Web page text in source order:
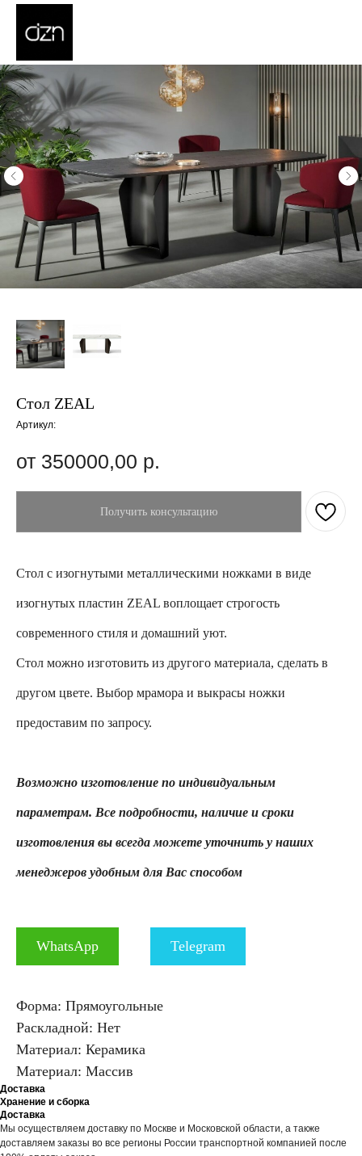
Стол ZEAL
Артикул:
350000,00 р.
Получить консультацию
Cтол с изогнутыми металлическими ножками в виде
изогнутых пластин ZEAL воплощает строгость
современного стиля и домашний уют.
Стол можно изготовить из другого материала, сделать в
другом цвете. Выбор мрамора и выкрасы ножки
предоставим по запросу.
Возможно изготовление по индивидуальным
параметрам. Все подробности, наличие и сроки
изготовления вы всегда можете уточнить у наших
менеджеров удобным для Вас способом
WhatsApp Telegram
Форма: Прямоугольные
Раскладной: Нет
Материал: Керамика
Материал: Массив
Доставка
Хранение и сборка
Доставка
Мы осуществляем доставку по Москве и Московской области, а также
доставляем заказы во все регионы России транспортной компанией после